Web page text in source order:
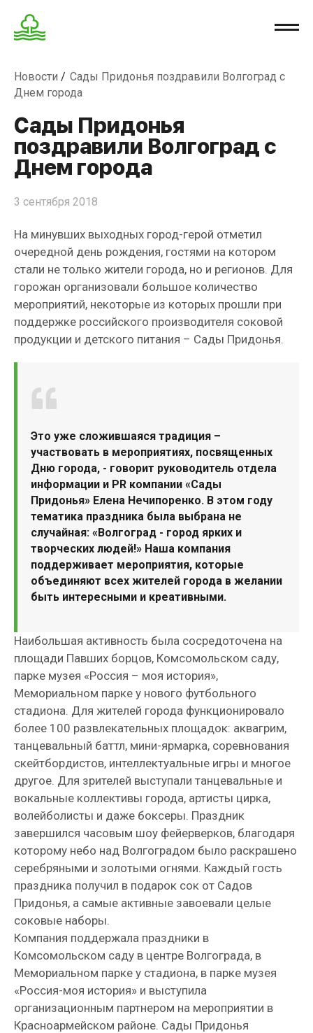
Новости
Сады Придонья поздравили Волгоград с
Днем города
Сады Придонья
поздравили Волгоград с
Днем города
3 сентября 2018
На минувших выходных город-герой отметил
очередной день рождения, гостями на котором
стали не только жители города, но и регионов. Для
горожан организовали большое количество
мероприятий, некоторые из которых прошли при
поддержке российского производителя соковой
продукции и детского питания – Сады Придонья.
Это уже сложившаяся традиция –
участвовать в мероприятиях, посвященных
Дню города, - говорит руководитель отдела
информации и PR компании «Сады
Придонья» Елена Нечипоренко. В этом году
тематика праздника была выбрана не
случайная: «Волгоград - город ярких и
творческих людей!» Наша компания
поддерживает мероприятия, которые
объединяют всех жителей города в желании
быть интересными и креативными.
Наибольшая активность была сосредоточена на
площади Павших борцов, Комсомольском саду,
парке музея «Россия – моя история»,
Мемориальном парке у нового футбольного
стадиона. Для жителей города функционировало
более 100 развлекательных площадок: аквагрим,
танцевальный баттл, мини-ярмарка, соревнования
скейтбордистов, интеллектуальные игры и многое
другое. Для зрителей выступали танцевальные и
вокальные коллективы города, артисты цирка,
волейболисты и даже боксеры. Праздник
завершился часовым шоу фейерверков, благодаря
которому небо над Волгоградом было раскрашено
серебряными и золотыми огнями. Каждый гость
праздника получил в подарок сок от Садов
Придонья, а самые активные завоевали целые
соковые наборы.
Компания поддержала праздники в
Комсомольском саду в центре Волгограда, в
Мемориальном парке у стадиона, в парке музея
«Россия-моя история» и выступила
организационным партнером на мероприятии в
Красноармейском районе. Сады Придонья